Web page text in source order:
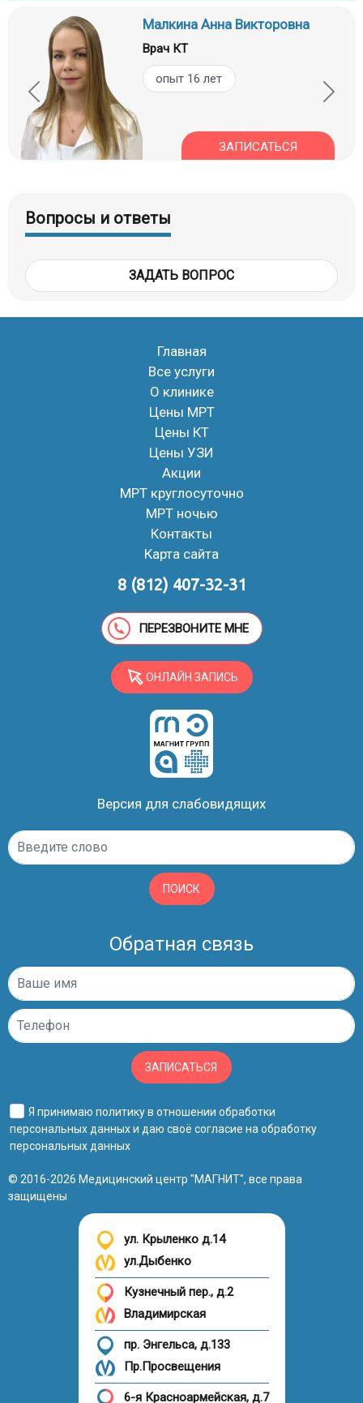
Малкина Анна Викторовна
Врач КТ
опыт 16 лет
ЗАПИСАТЬСЯ
Вопросы и ответы
ЗАДАТЬ ВОПРОС
Главная
Все услуги
О клинике
Цены МРТ
Цены КТ
Цены УЗИ
Акции
МРТ круглосуточно
МРТ ночью
Контакты
Карта сайта
8 (812) 407-32-31
ПЕРЕЗВОНИТЕ МНЕ
ОНЛАЙН ЗАПИСЬ
Версия для слабовидящих
ПОИСК
Обратная связь
ЗАПИСАТЬСЯ
Я принимаю политику в отношении обработки
персональных данныхи даю своё согласие на обработку
персональных данных
© 2016-2026 Медицинский центр "МАГНИТ", все права
защищены
ул. Крыленко д.14
ул.Дыбенко
Кузнечный пер., д.2
Владимирская
пр. Энгельса, д.133
Пр.Просвещения
6-я Красноармейская, д.7